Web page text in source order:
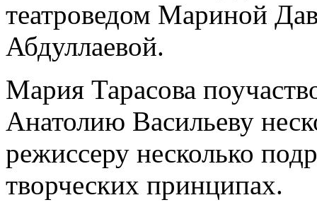
театроведом Мариной
Абдуллаевой.
Мария Тарасова
Анатолию Васильеву
режиссеру несколько
творческих принципах.